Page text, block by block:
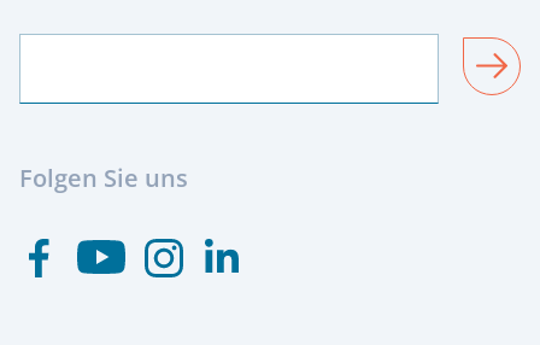
SENDEN
Folgen Sie uns
Besuchen Sie uns auf Facebook
Besuchen Sie uns auf Youtube
Besuchen Sie uns auf Instagram
Visit us at Linkedin